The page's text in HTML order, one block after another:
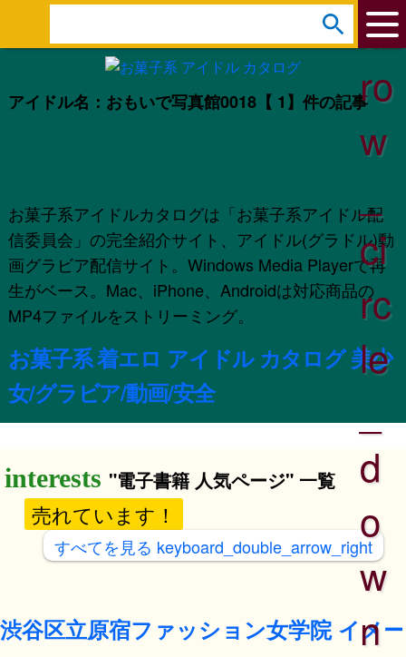
アイドル名：おもいで写真館0018【 1】件の記事
お菓子系アイドルカタログは「お菓子系アイドル配
信委員会」の完全紹介サイト、アイドル(グラドル)動
画グラビア配信サイト。Windows Media Playerで再
生がベース。Mac、iPhone、Androidは対応商品の
MP4ファイルをストリーミング。
お菓子系 着エロ アイドル カタログ 美少
女/グラビア/動画/安全
e
r
ar
ro
w
_
ci
rc
le
_
d
o
w
n
"電子書籍 人気ページ" 一覧
売れています！
すべてを見る keyboard_double_arrow_right
渋谷区立原宿ファッション女学院 イメ